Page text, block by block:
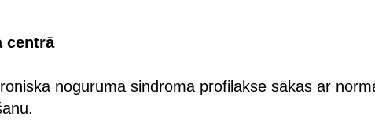
centrā
noguruma sindroma profilakse sākas ar